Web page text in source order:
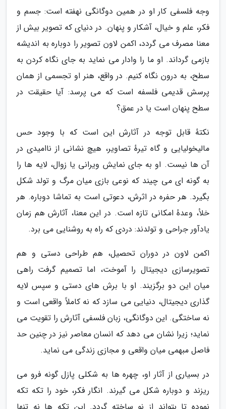
وجه فلسفی کار او در همین دوگانگی نهفته است: جسم و
فکر، علم و خیال، آشکار و پنهان. در دنیای که تصویر بیش از
معنا مصرف می گردد، اکمن لاون تصویر را دوباره به اندیشه
بازمی گرداند. او ما را وادار می نماید به جای نگاه کردن به
سطح، به درون نگاه کنیم. در واقع، هنر او تجسمی از همان
پرسش قدیمی فلسفه است که می پرسد: آیا حقیقت در
سطح پنهان است یا در عمق؟
نکتهٔ قابل توجه در آثارش این است که با وجود حس
مالیخولیایی و گاه تیرهٔ تصاویر، هیچ نشانی از ناامیدی در
آن ها نیست. او به جای نمایش ویرانی یا زوال، لایه ها را
به گونه ای می چیند که نوعی بازی میان مرگ و تولد شکل
بگیرد. هر حفره در اثرش، دعوتی است به تماشا دوباره. هر
خلأ، وعدهٔ امکانی تازه است. در این معنا، آثارش هم زمان
یادآور جراحی و تولدند: دردی که راه به روشنایی می برد.
اکمن لاون در دوران تحصیل، هم طراحی دستی و هم
تصویرسازی دیجیتال را آموخت، اما تصمیم گرفت راهی
میان این دو برگزیند. او با برش های دستی و سپس لایه
گذاری دیجیتال، دنیایی می سازد که نه کاملاً واقعی است و
نه ساختگی. این دوگانگی، زبان فلسفی آثارش را تقویت می
نماید؛ زیرا نشان می دهد که انسان معاصر نیز در چنین حد
فاصل مبهمی میان واقعی و مجازی زندگی می نماید.
در بسیاری از آثار او، چهره ها به شکلی پازل گونه فرو می
ریزند و دوباره شکل می گیرند. انگار فکر، خود را تکه تکه